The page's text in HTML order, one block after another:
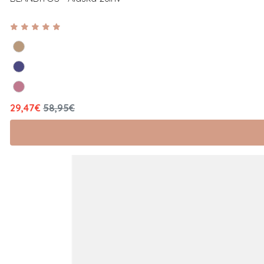
29,47€ 58,95€